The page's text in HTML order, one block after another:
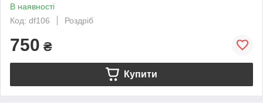
В наявності
Код: df106
Роздріб
750 ₴
Купити